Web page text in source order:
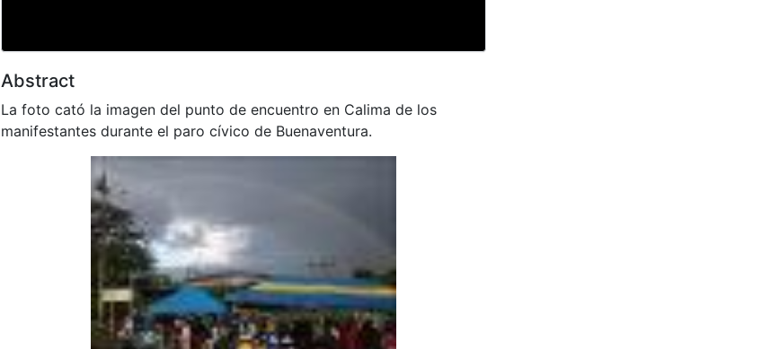
Abstract
La foto cató la imagen del punto de encuentro en Calima de los
manifestantes durante el paro cívico de Buenaventura.